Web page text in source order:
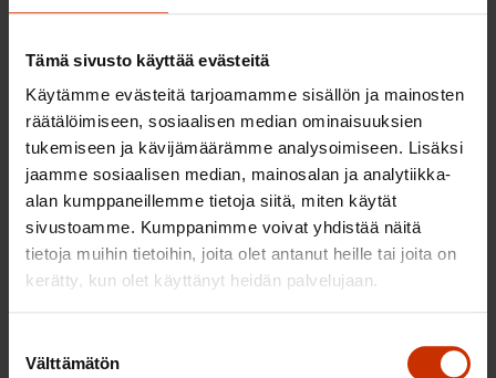
Tämä sivusto käyttää evästeitä
Käytämme evästeitä tarjoamamme sisällön ja mainosten
räätälöimiseen, sosiaalisen median ominaisuuksien
tukemiseen ja kävijämäärämme analysoimiseen. Lisäksi
jaamme sosiaalisen median, mainosalan ja analytiikka-
alan kumppaneillemme tietoja siitä, miten käytät
sivustoamme. Kumppanimme voivat yhdistää näitä
tietoja muihin tietoihin, joita olet antanut heille tai joita on
kerätty, kun olet käyttänyt heidän palvelujaan.
valinta
Välttämätön
puuttuvat.
3.4 Onko opioidiriippuvaisten vieroitus- ja
korvaushoitoa opioidilääkkeillä koskevan
pykälän (terveydenhuoltolaki 28 a §) sisältö
tarkoituksenmukainen?
Ei pääosin
Perustele tarvittaessa kantasi:
Pykälässä ei huomioida sosiaali- ja